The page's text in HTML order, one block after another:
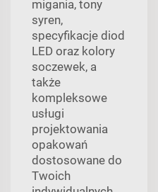
migania, tony
syren,
specyfikacje diod
LED oraz kolory
soczewek, a
także
kompleksowe
usługi
projektowania
opakowań
dostosowane do
Twoich